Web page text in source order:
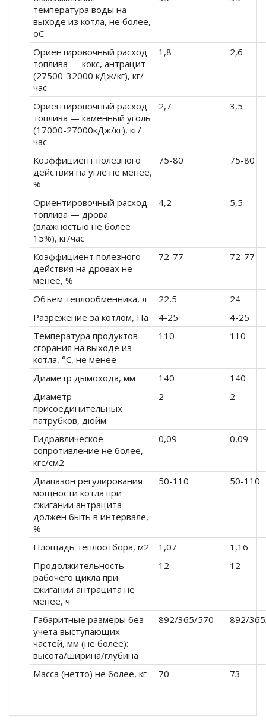
температура воды на
выходе из котла, не более,
оС
Ориентировочный расход
топлива — кокс, антрацит
(27500-32000 кДж/кг), кг/
час
1,8 2,6
Ориентировочный расход
топлива — каменный уголь
(17000-27000кДж/кг), кг/
час
2,7 3,5
Коэффициент полезного
действия на угле не менее,
%
75-80 75-80
Ориентировочный расход
топлива — дрова
(влажностью не более
15%), кг/час
4,2 5,5
Коэффициент полезного
действия на дровах не
менее, %
72-77 72-77
Объем теплообменника, л 22,5
24
Разрежение за котлом, Па
4-25
4-25
Температура продуктов
сгорания на выходе из
котла, °С, не менее
110 110
Диаметр дымохода, мм 140
140
Диаметр
присоединительных
патрубков, дюйм
2 2
Гидравлическое
сопротивление не более,
кгс/см2
0,09 0,09
Диапазон регулирования
мощности котла при
сжигании антрацита
должен быть в интервале,
%
50-110 50-110
Площадь теплоотбора, м2 1,07
1,16
Продолжительность
рабочего цикла при
сжигании антрацита не
менее, ч
12 12
Габаритные размеры без
учета выступающих
частей, мм (не более):
высота/ширина/глубина
892/365/570 892/
Масса (нетто) не более, кг 70 73